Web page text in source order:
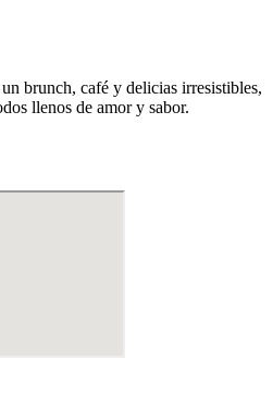
brunch, café y delicias irresistibles,
llenos de amor y sabor.